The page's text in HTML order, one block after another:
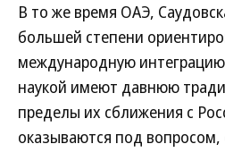
В то же время ОАЭ,
большей степени
международную
наукой имеют давнюю
пределы их сближения с
оказываются под